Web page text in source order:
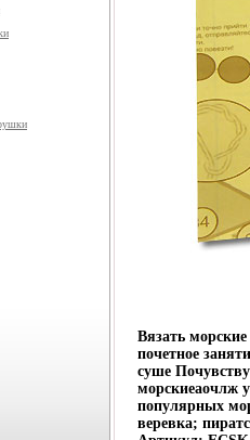
Вязать
почетное
суше
морскиеаочлж
популярных
веревка;